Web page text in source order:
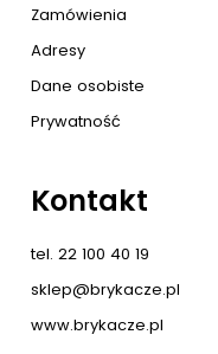
Zamówienia
Adresy
Dane osobiste
Prywatność
Kontakt
tel. 22 100 40 19
sklep@brykacze.pl
www.brykacze.pl